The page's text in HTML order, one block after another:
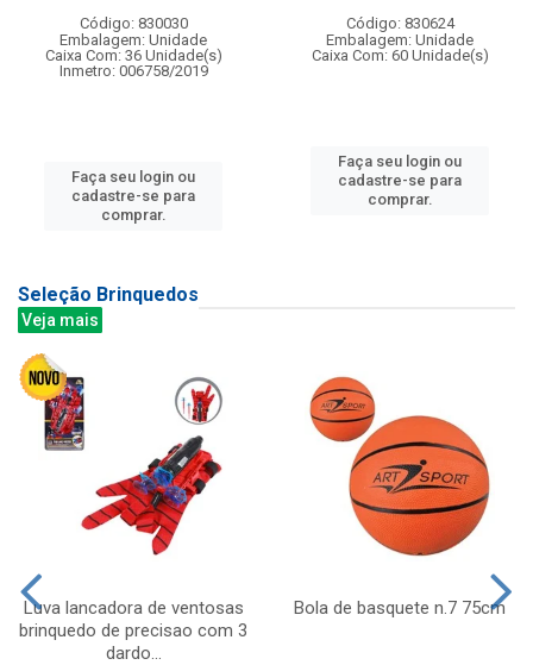
Código: 830030
Embalagem: Unidade
Caixa Com: 36 Unidade(s)
Inmetro: 006758/2019
Faça seu login ou
cadastre-se para
comprar.
Código: 830624
Embalagem: Unidade
Caixa Com: 60 Unidade(s)
Faça seu login ou
cadastre-se para
comprar.
Seleção Brinquedos
Veja mais
Luva lancadora de ventosas
brinquedo de precisao com 3
dardo...
Bola de basquete n.7 75cm